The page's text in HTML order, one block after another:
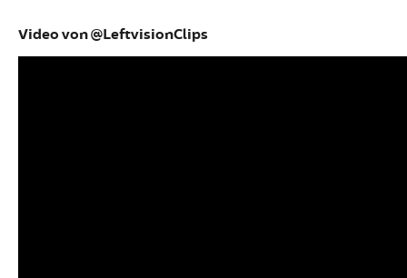
Video von @LeftvisionClips